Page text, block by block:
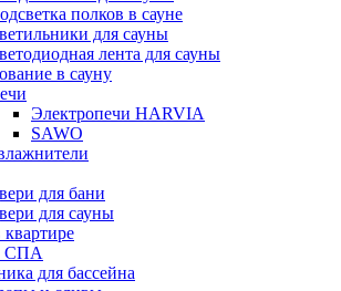
полков в сауне
для сауны
лента для сауны
в сауну
Электропечи HARVIA
SAWO
для бани
для сауны
СПА
для бассейна